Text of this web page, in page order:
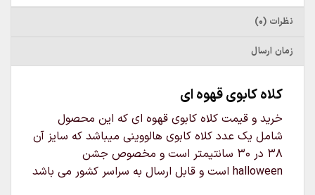
نظرات (0)
زمان ارسال
کلاه کابوی قهوه ای
خرید و قیمت کلاه کابوی قهوه ای که این محصول
شامل یک عدد کلاه کابوی هالووینی میباشد که سایز آن
38 در 30 سانتیمتر است و مخصوص جشن
halloween است و قابل ارسال به سراسر کشور می باشد